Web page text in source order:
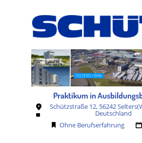
Praktikum in
Schützstraße 12, 56242
Deutschland
Ohne Berufserfahrung